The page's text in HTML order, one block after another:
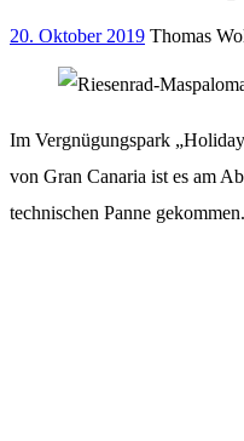
20. Oktober 2019 Thomas
Im Vergnügungspark
von Gran Canaria ist es am
technischen Panne gekommen.